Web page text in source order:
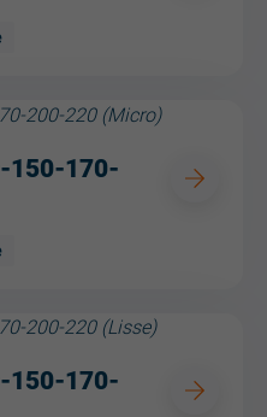
150-170-
150-170-